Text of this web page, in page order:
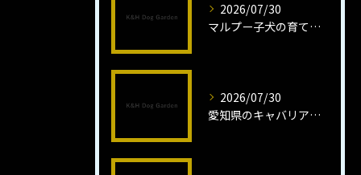
2026/07/30
マルプー子犬の育て方と魅力解説
2026/07/30
愛知県のキャバリア子犬の魅力秘話